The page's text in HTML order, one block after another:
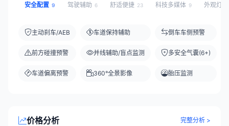
安全配置 9 驾驶辅助 6 舒适便捷 23 科技多媒体 9 外观灯
主动刹车/AEB
前方碰撞预警
车道偏离预警
车道保持辅助
并线辅助/盲点监测
360°全景影像
倒车车侧预警
多安全气囊(6+)
胎压监测
价格分析 完整分析 >